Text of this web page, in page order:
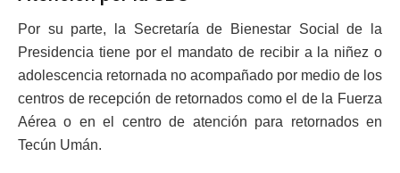
Por su parte, la Secretaría de Bienestar Social de la
Presidencia tiene por el mandato de recibir a la niñez o
adolescencia retornada no acompañado por medio de los
centros de recepción de retornados como el de la Fuerza
Aérea o en el centro de atención para retornados en
Tecún Umán.